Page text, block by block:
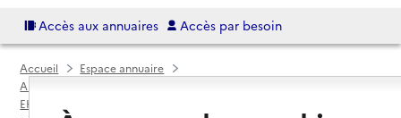
Accès aux annuaires Accès par besoin
Accueil
Espace annuaire
Annuaire EHPAD et maisons de retraite
EHPAD par département